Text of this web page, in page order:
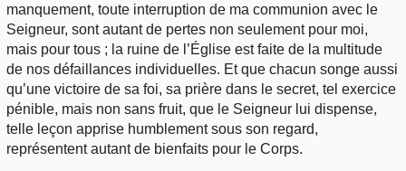
manquement, toute interruption de ma communion avec le
Seigneur, sont autant de pertes non seulement pour moi,
mais pour tous ; la ruine de l’Église est faite de la multitude
de nos défaillances individuelles. Et que chacun songe aussi
qu’une victoire de sa foi, sa prière dans le secret, tel exercice
pénible, mais non sans fruit, que le Seigneur lui dispense,
telle leçon apprise humblement sous son regard,
représentent autant de bienfaits pour le Corps.